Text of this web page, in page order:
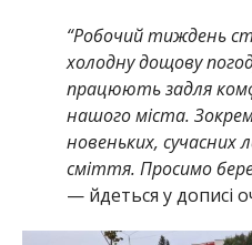
“Робочий тиждень
холодну дощову
працюють задля
нашого міста.
новеньких,
сміття. Просимо
— йдеться у дописі